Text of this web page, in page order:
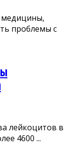
медицины,
проблемы с
лейкоцитов в
4600 ...